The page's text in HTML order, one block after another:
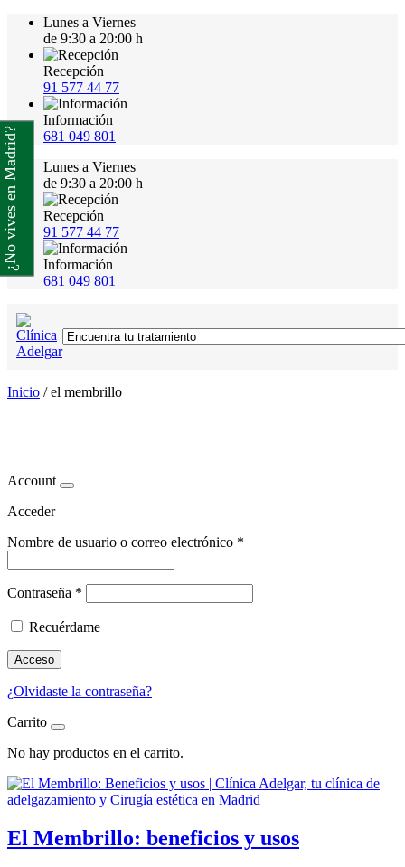
Lunes a Viernes
de 9:30 a 20:00 h
Recepción
91 577 44 77
Información
681 049 801
Lunes a Viernes
de 9:30 a 20:00 h
Recepción
91 577 44 77
Información
681 049 801
Inicio /el membrillo
Account
Acceder
Nombre de usuario o correo electrónico *
Contraseña *
Recuérdame
Acceso
¿Olvidaste la contraseña?
Carrito
No hay productos en el carrito.
El Membrillo: beneficios y usos
¿No vives en Madrid?